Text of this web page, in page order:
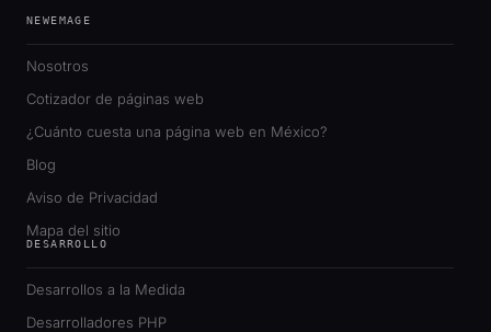
NEWEMAGE
Nosotros
Cotizador de páginas web
¿Cuánto cuesta una página web en México?
Blog
Aviso de Privacidad
Mapa del sitio
DESARROLLO
Desarrollos a la Medida
Desarrolladores PHP